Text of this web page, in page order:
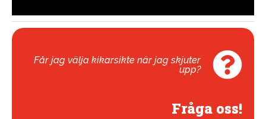
Får jag välja kikarsikte när jag skjuter
upp?
Fråga oss!